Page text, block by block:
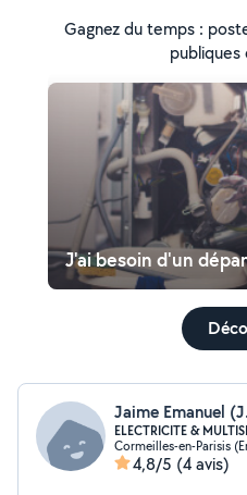
Gagnez du temps :
publiques
J'ai besoin d'un
ELECTRICITE &
Cormeilles-en-Parisis
4,8/5 (4 avis)